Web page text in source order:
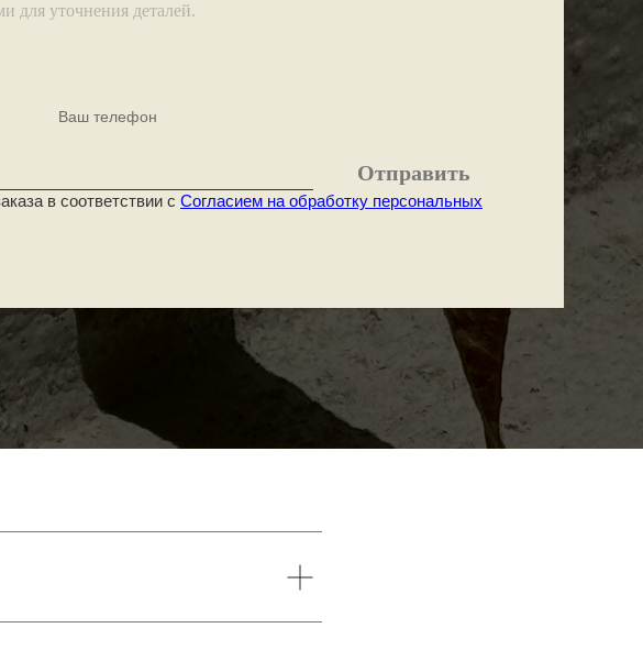
для уточнения деталей.
Ваш телефон
в соответствии с Согласием на обработку персональных
Отправить